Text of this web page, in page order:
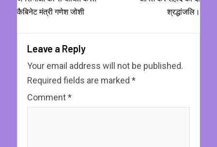
कैबिनेट मंत्री गणेश जोशी
श्रद्धांजलि।
Leave a Reply
Your email address will not be published.
Required fields are marked *
Comment*